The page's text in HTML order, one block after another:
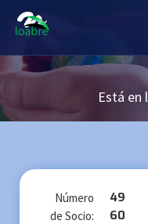
Está en
Número
de Socio:
49
60